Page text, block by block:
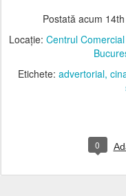
Postată acum
Locație: Centrul
Etichete: advertorial
0